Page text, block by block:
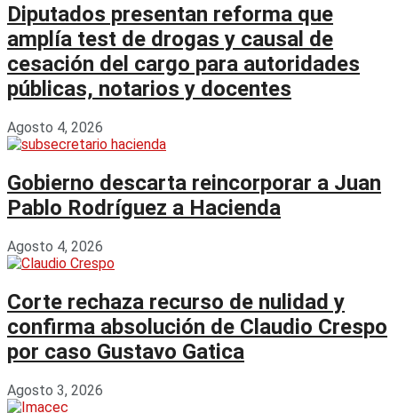
Diputados presentan reforma que
amplía test de drogas y causal de
cesación del cargo para autoridades
públicas, notarios y docentes
Agosto 4, 2026
Gobierno descarta reincorporar a Juan
Pablo Rodríguez a Hacienda
Agosto 4, 2026
Corte rechaza recurso de nulidad y
confirma absolución de Claudio Crespo
por caso Gustavo Gatica
Agosto 3, 2026